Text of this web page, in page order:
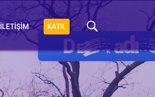
İLETİŞİM KATIL